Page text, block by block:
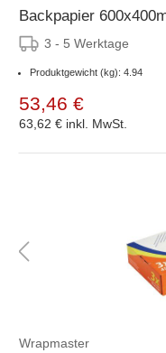
Backpapier
3 - 5 Werktage
Produktgewicht (kg): 4.94
53,46 €
63,62 € inkl. MwSt.
Wrapmaster